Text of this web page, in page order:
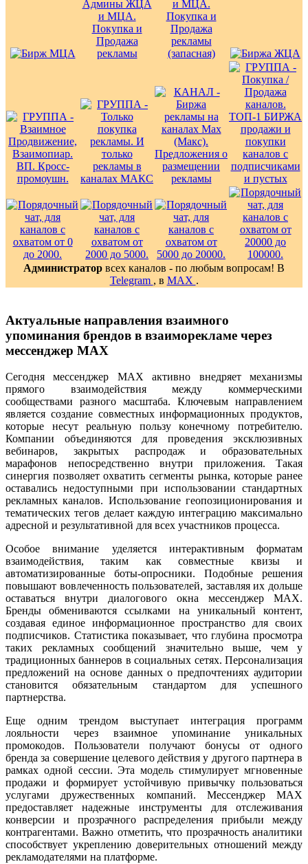
Администратор всех каналов - по любым вопросам! В
Telegram , в MAX .
Актуальные направления взаимного
упоминания брендов в взаиморекламе через
мессенджер MAX
Сегодня мессенджер MAX активно внедряет механизмы
прямого взаимодействия между коммерческими
сообществами разного масштаба. Ключевым направлением
является создание совместных информационных продуктов,
которые несут реальную пользу конечному потребителю.
Компании объединяются для проведения эксклюзивных
вебинаров, закрытых распродаж и образовательных
марафонов непосредственно внутри приложения. Такая
синергия позволяет охватить сегменты рынка, которые ранее
оставались недоступными при использовании стандартных
рекламных каналов. Использование геопозиционирования и
тематических тегов делает каждую интеграцию максимально
адресной и результативной для всех участников процесса.
Особое внимание уделяется интерактивным форматам
взаимодействия, таким как совместные квизы и
автоматизированные боты-опросники. Подобные решения
повышают вовлеченность пользователей, заставляя их дольше
оставаться внутри диалогового окна мессенджер MAX.
Бренды обмениваются ссылками на уникальный контент,
создавая единое информационное пространство для своих
подписчиков. Статистика показывает, что глубина просмотра
таких рекламных сообщений значительно выше, чем у
традиционных баннеров в социальных сетях. Персонализация
предложений на основе данных о предпочтениях аудитории
становится обязательным стандартом для успешного
партнерства.
Еще одним трендом выступает интеграция программ
лояльности через взаимное упоминание уникальных
промокодов. Пользователи получают бонусы от одного
бренда за совершение целевого действия у другого партнера в
рамках одной сессии. Эта модель стимулирует мгновенные
продажи и формирует устойчивую привычку пользоваться
услугами дружественных компаний. Мессенджер MAX
предоставляет надежные инструменты для отслеживания
конверсии и прозрачного распределения прибыли между
контрагентами. Важно отметить, что прозрачность аналитики
способствует укреплению доверительных отношений между
рекламодателями на платформе.